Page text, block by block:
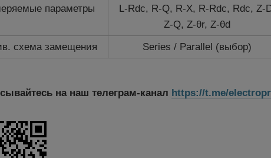
параметры
L-Rdc, R-Q, R-X, R-Rdc, Rdc, Z-
Z-Q, Z-θr, Z-θd
схема замещения
Series / Parallel (выбор)
на наш телеграм-канал https://t.me/